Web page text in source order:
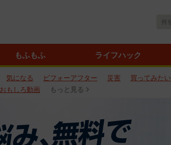
もふもふ ライフハック
気になる ビフォーアフター 災害 買ってみたい
おもしろ動画 もっと見る